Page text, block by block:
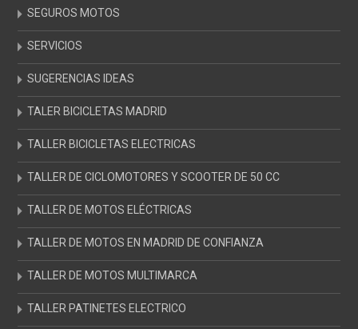
SEGUROS MOTOS
SERVICIOS
SUGERENCIAS IDEAS
TALER BICICLETAS MADRID
TALLER BICICLETAS ELECTRICAS
TALLER DE CICLOMOTORES Y SCOOTER DE 50 CC
TALLER DE MOTOS ELÉCTRICAS
TALLER DE MOTOS EN MADRID DE CONFIANZA
TALLER DE MOTOS MULTIMARCA
TALLER PATINETES ELECTRICO